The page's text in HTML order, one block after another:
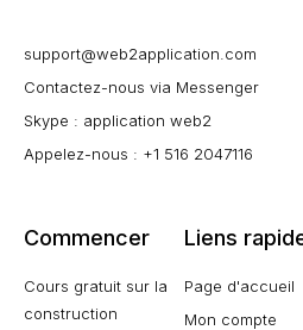
support@web2application.com
Contactez-nous via Messenger
Skype : application web2
Appelez-nous : +1 516 2047116
Commencer
Cours gratuit sur la
construction
Liens
Page d'accueil
Mon compte